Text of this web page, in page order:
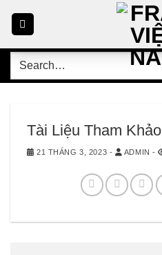
for:
Tài Liệu Tham Khảo
21 THÁNG 3, 2023 - ADMIN -